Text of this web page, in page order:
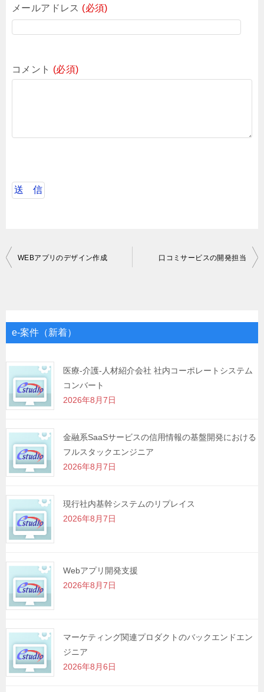
メールアドレス (必須)
コメント (必須)
投
ゲ
シ
ョ
ン
WEBアプリのデザイン作成 口コミサービスの開発担当
e-案件（新着）
医療-介護-人材紹介会社 社内コーポレートシステム
コンバート
2026年8月7日
金融系SaaSサービスの信用情報の基盤開発における
フルスタックエンジニア
2026年8月7日
現行社内基幹システムのリプレイス
2026年8月7日
Webアプリ開発支援
2026年8月7日
マーケティング関連プロダクトのバックエンドエン
ジニア
2026年8月6日